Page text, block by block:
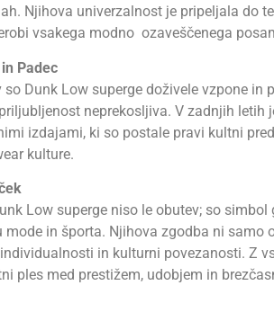
Njihova univerzalnost je pripeljala do
vsakega modno ozaveščenega
Padec
so Dunk Low superge doživele vzpone in
neprekosljiva. V zadnjih letih
izdajami, ki so postale pravi kultni
kulture.
Low superge niso le obutev; so
mode in športa. Njihova zgodba ni samo
in kulturni povezanosti. Z
ples med prestižem, udobjem in